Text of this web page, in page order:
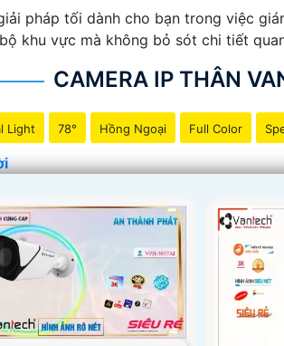
pháp tối dành cho bạn trong việc
khu vực mà không bỏ sót chi tiết
CAMERA IP THÂN
Light 78° Hồng Ngoại Full Color